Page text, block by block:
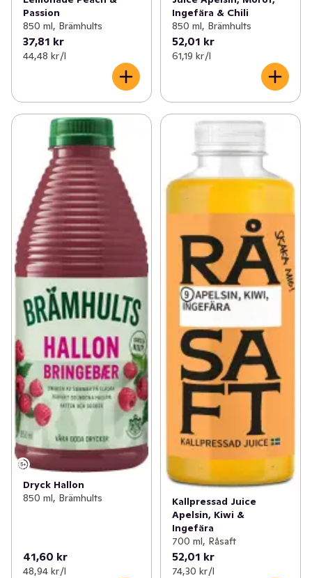
Passion
850 ml, Brämhults
37,81 kr
44,48 kr /l
Ingefära & Chili
850 ml, Brämhults
52,01 kr
61,19 kr /l
Dryck Hallon
850 ml, Brämhults
41,60 kr
48,94 kr /l
Kallpressad Juice
Apelsin, Kiwi &
Ingefära
700 ml, Råsaft
52,01 kr
74,30 kr /l